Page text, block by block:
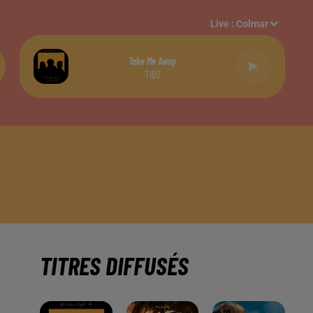
Live :Colmar
Take Me Away
TIBZ
TITRES DIFFUSÉS